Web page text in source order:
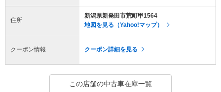
住所
新潟県新発田市荒町甲1564
地図を見る（Yahoo!マップ）
クーポン情報 クーポン詳細を見る
この店舗の中古車在庫一覧